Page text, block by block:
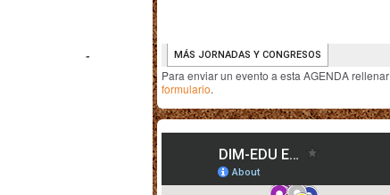
-
Para enviar un evento a esta AGENDA rellenar
formulario.